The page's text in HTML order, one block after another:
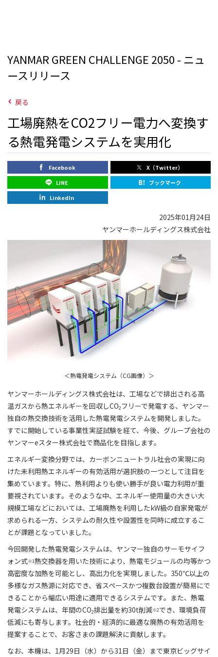
YANMAR GREEN CHALLENGE 2050 - ニュ
ースリリース
戻る
工場廃熱をCO2フリー電力へ変換す
る熱電発電システムを実用化
Facebook
X（Twitter）
LINE
ブックマーク
LinkedIn
2025年01月24日
ヤンマーホールディングス株式会社
＜熱電発電システム（CG画像）＞
ヤンマーホールディングス株式会社は、工場などで排出される高
温ガスから熱エネルギーを回収しCO2フリーで発電する、ヤンマー
独自の熱交換技術を活用した熱電発電システムを開発しました。
すでに開始している事業性実証試験を経て、今後、グループ会社の
ヤンマーeスター株式会社で商品化を目指します。
エネルギー変換分野では、カーボンニュートラル社会の実現に向
けた未利用熱エネルギーの有効活用が選択肢の一つとして注目を
集めています。特に、熱利用よりも使い勝手が良い電力利用が重
要視されています。そのような中、エネルギー使用量の大きい大
規模工場などにおいては、工場廃熱を利用したkW級の自家発電が
求められる一方、システムの耐久性や設置性を同時に成立するこ
とが課題となっていました。
今回開発した熱電発電システムは、ヤンマー独自のサーモサイフ
ォン式※1熱交換器を用いた技術により、熱電モジュールの均等かつ
高密度な加熱を可能とし、高出力化を実現しました。350℃以上の
多様なガス熱源に対応でき、省スペースかつ複数台設置が簡易にで
きることから幅広い用途に適用できるシステムです。また、熱電
発電システムは、年間のCO2排出量を約30t削減※2でき、環境負荷
低減にも寄与します。社会的・経済的に最適な廃熱の有効活用を
提案することで、お客さまの課題解決に貢献します。
なお、本機は、1月29日（水）から31日（金）まで東京ビッグサイ